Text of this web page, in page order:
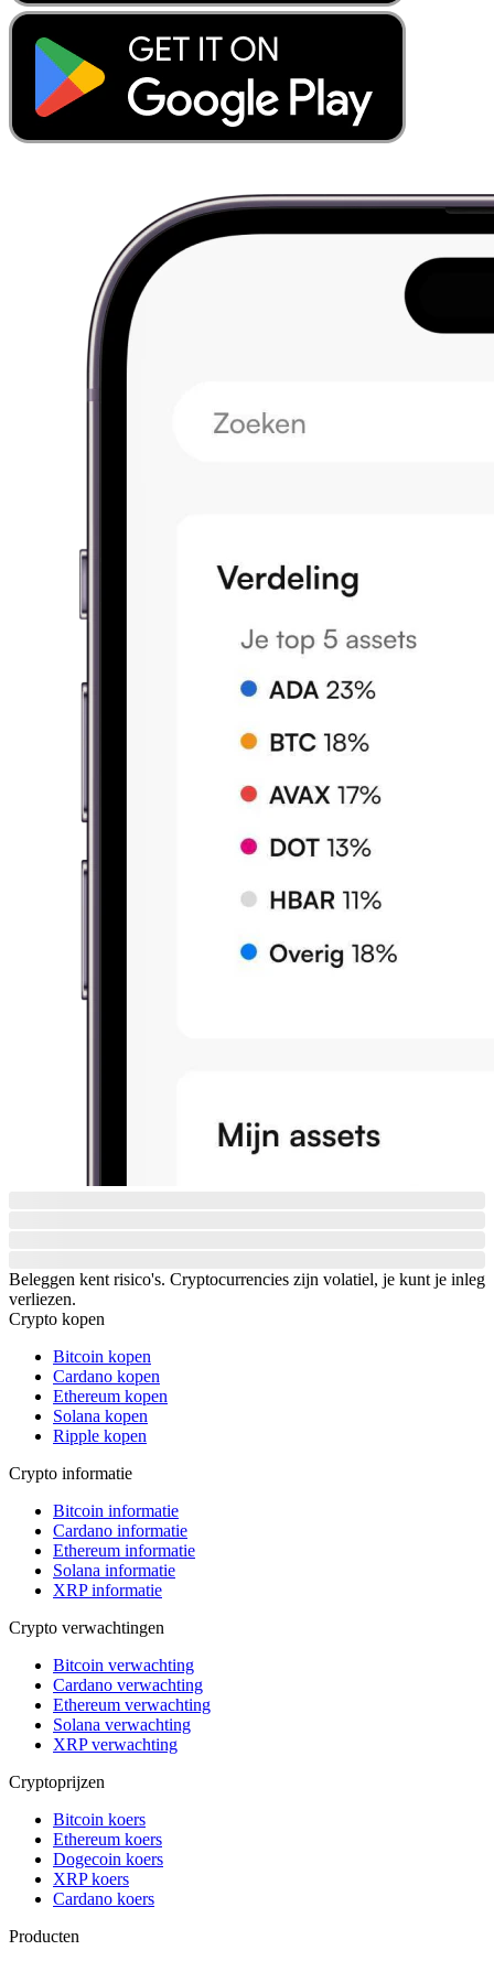
Beleggen kent risico's. Cryptocurrencies zijn volatiel, je kunt je inleg
verliezen.
Crypto kopen
Bitcoin kopen
Cardano kopen
Ethereum kopen
Solana kopen
Ripple kopen
Crypto informatie
Bitcoin informatie
Cardano informatie
Ethereum informatie
Solana informatie
XRP informatie
Crypto verwachtingen
Bitcoin verwachting
Cardano verwachting
Ethereum verwachting
Solana verwachting
XRP verwachting
Cryptoprijzen
Bitcoin koers
Ethereum koers
Dogecoin koers
XRP koers
Cardano koers
Producten